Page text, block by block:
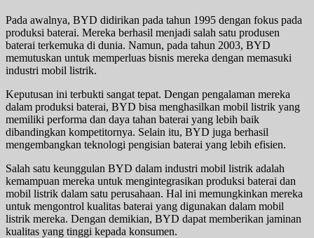
Pada awalnya, BYD didirikan pada tahun 1995 dengan fokus pada
produksi baterai. Mereka berhasil menjadi salah satu produsen
baterai terkemuka di dunia. Namun, pada tahun 2003, BYD
memutuskan untuk memperluas bisnis mereka dengan memasuki
industri mobil listrik.
Keputusan ini terbukti sangat tepat. Dengan pengalaman mereka
dalam produksi baterai, BYD bisa menghasilkan mobil listrik yang
memiliki performa dan daya tahan baterai yang lebih baik
dibandingkan kompetitornya. Selain itu, BYD juga berhasil
mengembangkan teknologi pengisian baterai yang lebih efisien.
Salah satu keunggulan BYD dalam industri mobil listrik adalah
kemampuan mereka untuk mengintegrasikan produksi baterai dan
mobil listrik dalam satu perusahaan. Hal ini memungkinkan mereka
untuk mengontrol kualitas baterai yang digunakan dalam mobil
listrik mereka. Dengan demikian, BYD dapat memberikan jaminan
kualitas yang tinggi kepada konsumen.